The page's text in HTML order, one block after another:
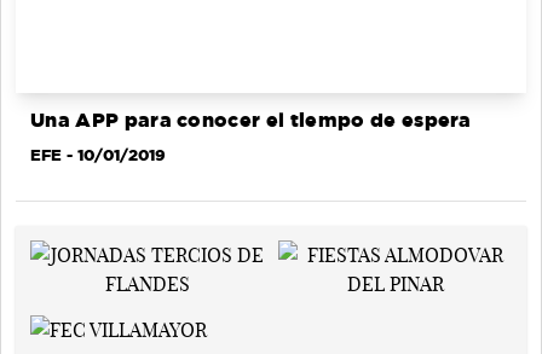
Una APP para conocer el tiempo de espera
EFE - 10/01/2019